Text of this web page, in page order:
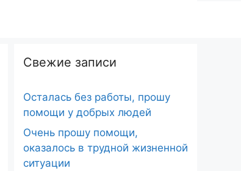
Свежие записи
Осталась без работы, прошу
помощи у добрых людей
Очень прошу помощи,
оказалось в трудной жизненной
ситуации